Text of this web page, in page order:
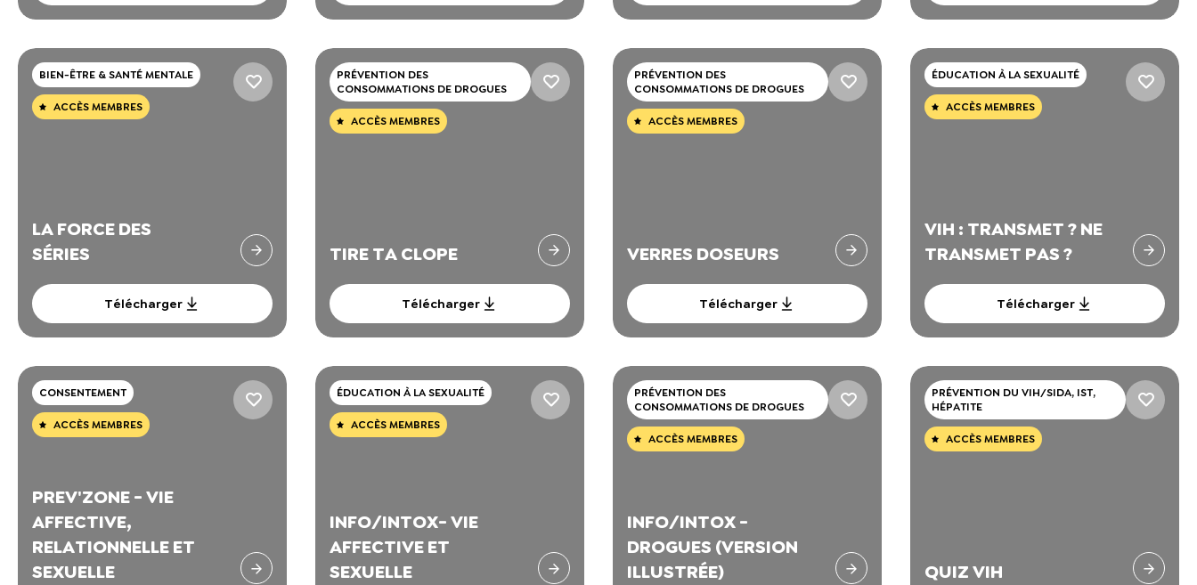
BIEN-ÊTRE & SANTÉ MENTALE
ACCÈS MEMBRES
LA FORCE DES
SÉRIES
Télécharger
PRÉVENTION DES
CONSOMMATIONS DE DROGUES
ACCÈS MEMBRES
TIRE TA CLOPE
Télécharger
PRÉVENTION DES
CONSOMMATIONS DE DROGUES
ACCÈS MEMBRES
VERRES DOSEURS
Télécharger
ÉDUCATION À LA SEXUALITÉ
ACCÈS MEMBRES
VIH : TRANSMET ? NE
TRANSMET PAS ?
Télécharger
CONSENTEMENT
ACCÈS MEMBRES
PREV'ZONE - VIE
AFFECTIVE,
RELATIONNELLE ET
SEXUELLE
ÉDUCATION À LA SEXUALITÉ
ACCÈS MEMBRES
INFO/INTOX- VIE
AFFECTIVE ET
SEXUELLE
PRÉVENTION DES
CONSOMMATIONS DE DROGUES
ACCÈS MEMBRES
INFO/INTOX -
DROGUES (VERSION
ILLUSTRÉE)
PRÉVENTION DU VIH/SIDA, IST,
HÉPATITE
ACCÈS MEMBRES
QUIZ VIH